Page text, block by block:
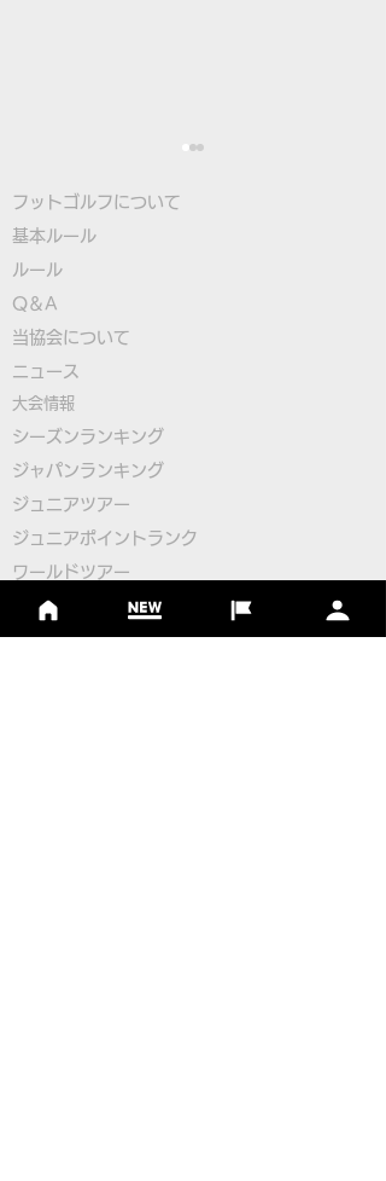
本物のサッカーボールを
使用したフットゴルフゲ
ームアプリ
「FOOTGOLF PUTT
CHALLENGE」誕生！
フットゴルフについて
基本ルール
ルール
Q＆A
​当協会について
​ニュース
大会情報
シーズンランキング
ジャパンランキング
ジュニアツアー
ジュニアポイントランク
​ワールドツアー
​​日本代表
公認コース